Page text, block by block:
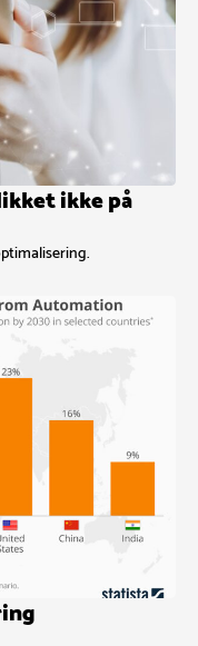
ikke på